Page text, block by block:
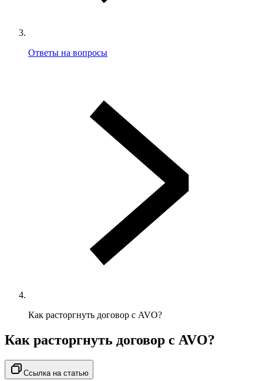
Ответы на вопросы
Как расторгнуть договор с AVO?
Как расторгнуть договор с AVO?
Ссылка на статью